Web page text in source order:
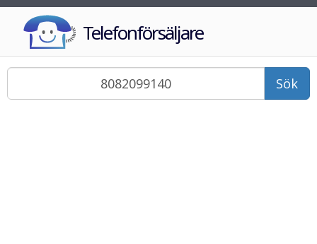
Telefonförsäljare
Sök